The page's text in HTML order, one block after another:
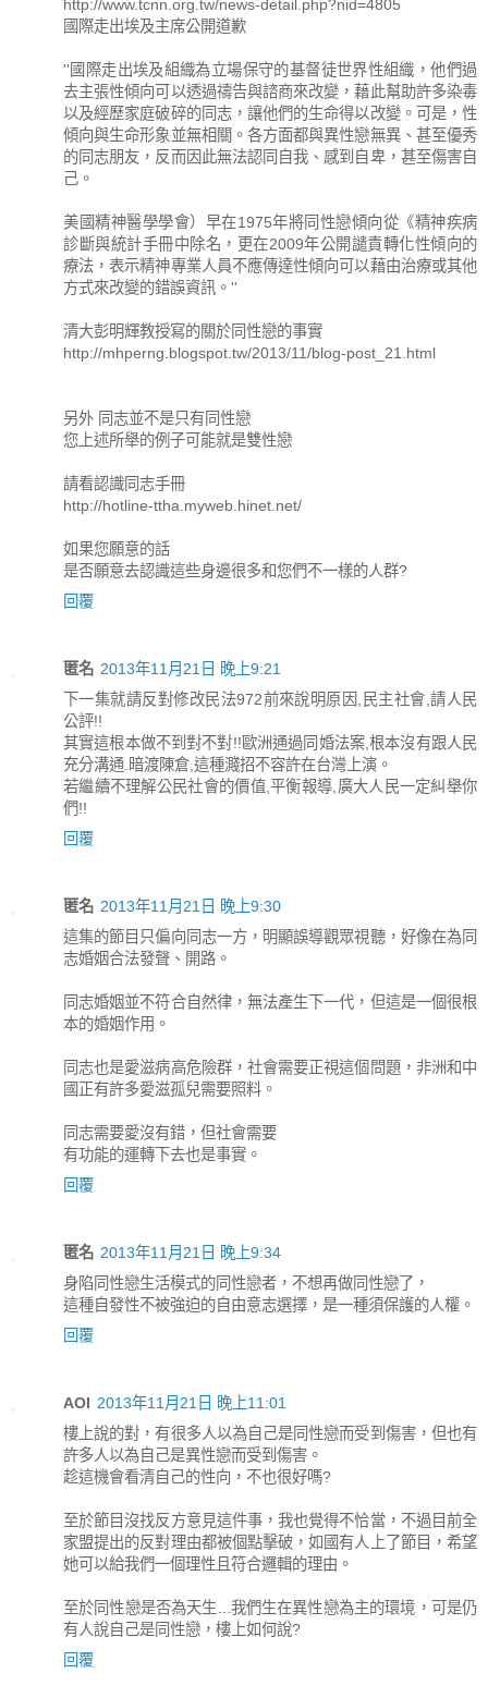
http://www.tcnn.org.tw/news-detail.php?nid=4805
國際走出埃及主席公開道歉
''國際走出埃及組織為立場保守的基督徒世界性組織，他們過
去主張性傾向可以透過禱告與諮商來改變，藉此幫助許多染毒
以及經歷家庭破碎的同志，讓他們的生命得以改變。可是，性
傾向與生命形象並無相關。各方面都與異性戀無異、甚至優秀
的同志朋友，反而因此無法認同自我、感到自卑，甚至傷害自
己。
美國精神醫學學會）早在1975年將同性戀傾向從《精神疾病
診斷與統計手冊中除名，更在2009年公開譴責轉化性傾向的
療法，表示精神專業人員不應傳達性傾向可以藉由治療或其他
方式來改變的錯誤資訊。''
清大彭明輝教授寫的關於同性戀的事實
http://mhperng.blogspot.tw/2013/11/blog-post_21.html
另外 同志並不是只有同性戀
您上述所舉的例子可能就是雙性戀
請看認識同志手冊
http://hotline-ttha.myweb.hinet.net/
如果您願意的話
是否願意去認識這些身邊很多和您們不一樣的人群?
回覆
匿名 2013年11月21日 晚上9:21
下一集就請反對修改民法972前來說明原因,民主社會,請人民
公評!!
其實這根本做不到對不對!!歐洲通過同婚法案,根本沒有跟人民
充分溝通.暗渡陳倉,這種濺招不容許在台灣上演。
若繼續不理解公民社會的價值,平衡報導,廣大人民一定糾舉你
們!!
回覆
匿名 2013年11月21日 晚上9:30
這集的節目只偏向同志一方，明顯誤導觀眾視聽，好像在為同
志婚姻合法發聲、開路。
同志婚姻並不符合自然律，無法產生下一代，但這是一個很根
本的婚姻作用。
同志也是愛滋病高危險群，社會需要正視這個問題，非洲和中
國正有許多愛滋孤兒需要照料。
同志需要愛沒有錯，但社會需要
有功能的運轉下去也是事實。
回覆
匿名 2013年11月21日 晚上9:34
身陷同性戀生活模式的同性戀者，不想再做同性戀了，
這種自發性不被強迫的自由意志選擇，是一種須保護的人權。
回覆
AOI 2013年11月21日 晚上11:01
樓上說的對，有很多人以為自己是同性戀而受到傷害，但也有
許多人以為自己是異性戀而受到傷害。
趁這機會看清自己的性向，不也很好嗎?
至於節目沒找反方意見這件事，我也覺得不恰當，不過目前全
家盟提出的反對理由都被個點擊破，如國有人上了節目，希望
她可以給我們一個理性且符合邏輯的理由。
至於同性戀是否為天生...我們生在異性戀為主的環境，可是仍
有人說自己是同性戀，樓上如何說?
回覆